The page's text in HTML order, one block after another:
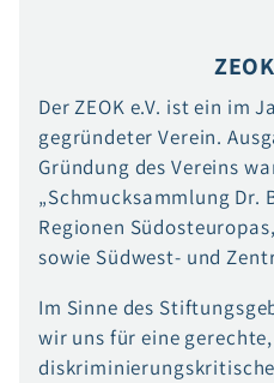
Der ZEOK e.V. ist ein im
gegründeter Verein.
Gründung des Vereins
„Schmucksammlung Dr.
Regionen
sowie Südwest- und
Im Sinne des
wir uns für eine gerechte,